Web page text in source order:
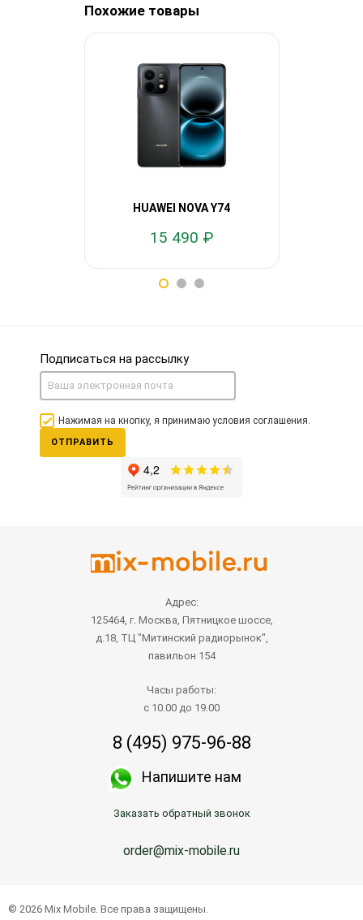
Похожие товары
HUAWEI NOVA Y74
15 490 ₽
Подписаться на рассылку
Нажимая на кнопку, я принимаю условия соглашения.
ОТПРАВИТЬ
Адрес:
125464, г. Москва, Пятницкое шоссе,
д.18, ТЦ "Митинский радиорынок",
павильон 154
Часы работы:
с 10.00 до 19.00
8 (495) 975-96-88
Напишите нам
Заказать обратный звонок
order@mix-mobile.ru
© 2026 Mix Mobile. Все права защищены.